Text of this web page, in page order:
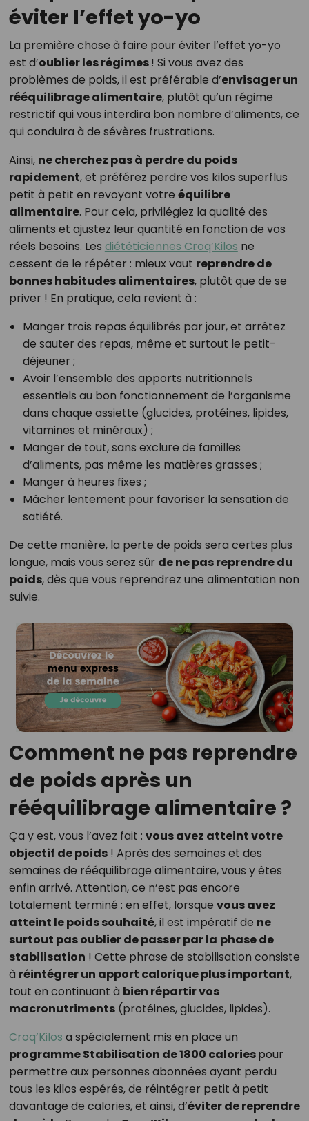
éviter l’effet yo-yo
La première chose à faire pour éviter l’effet yo-yo
est d’oublier les régimes! Si vous avez des
problèmes de poids, il est préférable d’envisager un
rééquilibrage alimentaire, plutôt qu’un régime
restrictif qui vous interdira bon nombre d’aliments, ce
qui conduira à de sévères frustrations.
Ainsi, ne cherchez pas à perdre du poids
rapidement, et préférez perdre vos kilos superflus
petit à petit en revoyant votre équilibre
alimentaire. Pour cela, privilégiez la qualité des
aliments et ajustez leur quantité en fonction de vos
réels besoins. Les diététiciennes Croq’Kilos ne
cessent de le répéter : mieux vaut reprendre de
bonnes habitudes alimentaires, plutôt que de se
priver ! En pratique, cela revient à :
Manger trois repas équilibrés par jour, et arrêtez
de sauter des repas, même et surtout le petit-
déjeuner ;
Avoir l’ensemble des apports nutritionnels
essentiels au bon fonctionnement de l’organisme
dans chaque assiette (glucides, protéines, lipides,
vitamines et minéraux) ;
Manger de tout, sans exclure de familles
d’aliments, pas même les matières grasses ;
Manger à heures fixes ;
Mâcher lentement pour favoriser la sensation de
satiété.
De cette manière, la perte de poids sera certes plus
longue, mais vous serez sûr de ne pas reprendre du
poids, dès que vous reprendrez une alimentation non
suivie.
Comment ne pas reprendre
de poids après un
rééquilibrage alimentaire ?
Ça y est, vous l’avez fait : vous avez atteint votre
objectif de poids! Après des semaines et des
semaines de rééquilibrage alimentaire, vous y êtes
enfin arrivé. Attention, ce n’est pas encore
totalement terminé : en effet, lorsque vous avez
atteint le poids souhaité, il est impératif de ne
surtout pas oublier de passer par la phase de
stabilisation ! Cette phrase de stabilisation consiste
à réintégrer un apport calorique plus important,
tout en continuant à bien répartir vos
macronutriments(protéines, glucides, lipides).
Croq’Kilos a spécialement mis en place un
programme Stabilisation de 1800 caloriespour
permettre aux personnes abonnées ayant perdu
tous les kilos espérés, de réintégrer petit à petit
davantage de calories, et ainsi, d’éviter de reprendre